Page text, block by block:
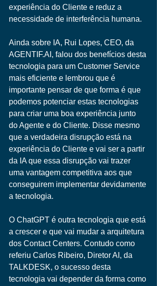
experiência do Cliente e reduz a
necessidade de interferência humana.
Ainda sobre IA, Rui Lopes, CEO, da
AGENTIF.AI, falou dos benefícios desta
tecnologia para um Customer Service
mais eficiente e lembrou que é
importante pensar de que forma é que
podemos potenciar estas tecnologias
para criar uma boa experiência junto
do Agente e do Cliente. Disse mesmo
que a verdadeira disrupção está na
experiência do Cliente e vai ser a partir
da IA que essa disrupção vai trazer
uma vantagem competitiva aos que
conseguirem implementar devidamente
a tecnologia.
O ChatGPT é outra tecnologia que está
a crescer e que vai mudar a arquitetura
dos Contact Centers. Contudo como
referiu Carlos Ribeiro, Diretor AI, da
TALKDESK, o sucesso desta
tecnologia vai depender da forma como